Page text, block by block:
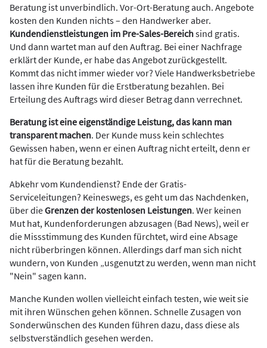
Beratung ist unverbindlich. Vor-Ort-Beratung auch. Angebote
kosten den Kunden nichts – den Handwerker aber.
Kundendienstleistungen im Pre-Sales-Bereichsind gratis.
Und dann wartet man auf den Auftrag. Bei einer Nachfrage
erklärt der Kunde, er habe das Angebot zurückgestellt.
Kommt das nicht immer wieder vor? Viele Handwerksbetriebe
lassen ihre Kunden für die Erstberatung bezahlen. Bei
Erteilung des Auftrags wird dieser Betrag dann verrechnet.
Beratung ist eine eigenständige Leistung, das kann man
transparent machen. Der Kunde muss kein schlechtes
Gewissen haben, wenn er einen Auftrag nicht erteilt, denn er
hat für die Beratung bezahlt.
Abkehr vom Kundendienst? Ende der Gratis-
Serviceleitungen? Keineswegs, es geht um das Nachdenken,
über dieGrenzen der kostenlosen Leistungen. Wer keinen
Mut hat, Kundenforderungen abzusagen (Bad News), weil er
die Missstimmung des Kunden fürchtet, wird eine Absage
nicht rüberbringen können. Allerdings darf man sich nicht
wundern, von Kunden „usgenutzt zu werden, wenn man nicht
"Nein" sagen kann.
Manche Kunden wollen vielleicht einfach testen, wie weit sie
mit ihren Wünschen gehen können. Schnelle Zusagen von
Sonderwünschen des Kunden führen dazu, dass diese als
selbstverständlich gesehen werden.